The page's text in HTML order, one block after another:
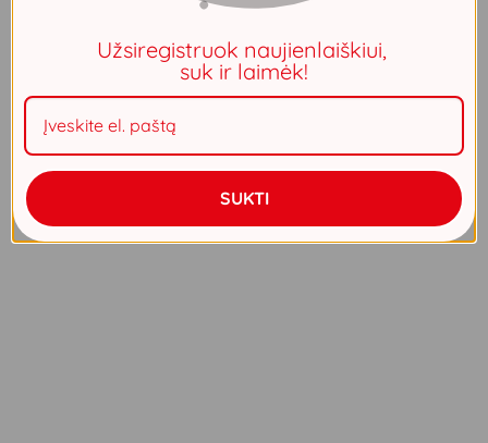
Užsiregistruok naujienlaiškiui,
suk ir laimėk!
SUKTI